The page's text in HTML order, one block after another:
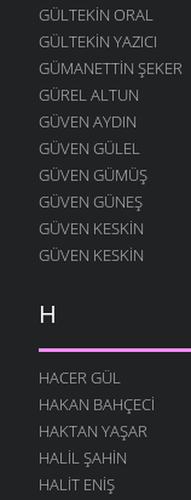
GÜLTEKIN ORAL
GÜLTEKIN YAZICI
GÜMANETTIN ŞEKER
GÜREL ALTUN
GÜVEN AYDIN
GÜVEN GÜLEL
GÜVEN GÜMÜŞ
GÜVEN GÜNEŞ
GÜVEN KESKIN
GÜVEN KESKIN
H
HACER GÜL
HAKAN BAHÇECI
HAKTAN YAŞAR
HALIL ŞAHIN
HALIT ENIŞ